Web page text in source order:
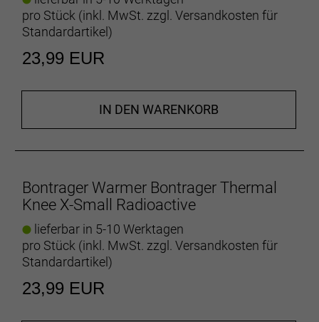
pro Stück (inkl. MwSt. zzgl. Versandkosten für
Standardartikel)
23,99 EUR
IN DEN WARENKORB
Bontrager Warmer Bontrager Thermal
Knee X-Small Radioactive
lieferbar in 5-10 Werktagen
pro Stück (inkl. MwSt. zzgl. Versandkosten für
Standardartikel)
23,99 EUR